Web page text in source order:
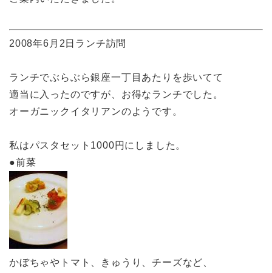
2008年6月2日ランチ訪問
ランチでぶらぶら銀座一丁目あたりを歩いてて
適当に入ったのですが、お得なランチでした。
オーガニックイタリアンのようです。
私はパスタセット1000円にしました。
●前菜
かぼちゃやトマト、きゅうり、チーズなど、